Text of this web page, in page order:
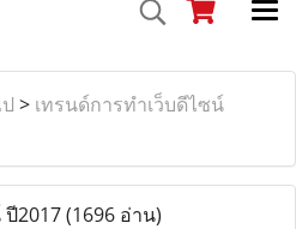
> เทรนด์การทำเว็บดีไซน์
ปี2017(1696 อ่าน)